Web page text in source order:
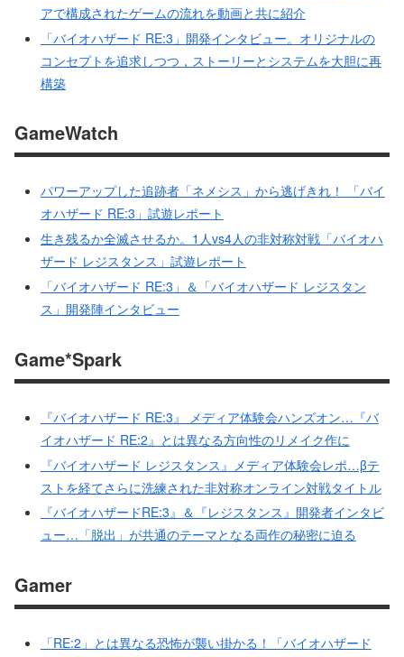
アで構成されたゲームの流れを動画と共に紹介
「バイオハザード RE:3」開発インタビュー。オリジナルの
コンセプトを追求しつつ，ストーリーとシステムを大胆に再
構築
GameWatch
パワーアップした追跡者「ネメシス」から逃げきれ！ 「バイ
オハザード RE:3」試遊レポート
生き残るか全滅させるか。1人vs4人の非対称対戦「バイオハ
ザード レジスタンス」試遊レポート
「バイオハザード RE:3」＆「バイオハザード レジスタン
ス」開発陣インタビュー
Game*Spark
『バイオハザード RE:3』 メディア体験会ハンズオン…『バ
イオハザード RE:2』とは異なる方向性のリメイク作に
『バイオハザード レジスタンス』メディア体験会レポ…βテ
ストを経てさらに洗練された非対称オンライン対戦タイトル
『バイオハザードRE:3』＆『レジスタンス』開発者インタビ
ュー…「脱出」が共通のテーマとなる両作の秘密に迫る
Gamer
「RE:2」とは異なる恐怖が襲い掛かる！「バイオハザード